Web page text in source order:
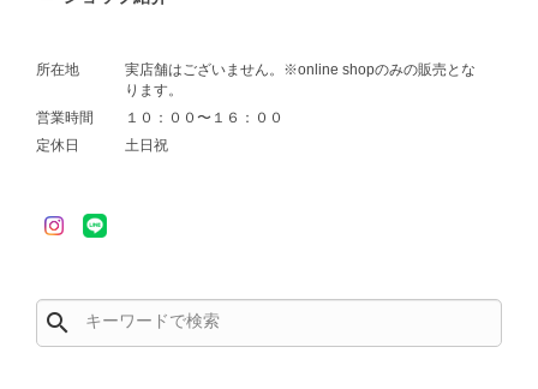
所在地
実店舗はございません。※online shopのみの販売とな
ります。
営業時間
１０：００〜１６：００
定休日
土日祝
search